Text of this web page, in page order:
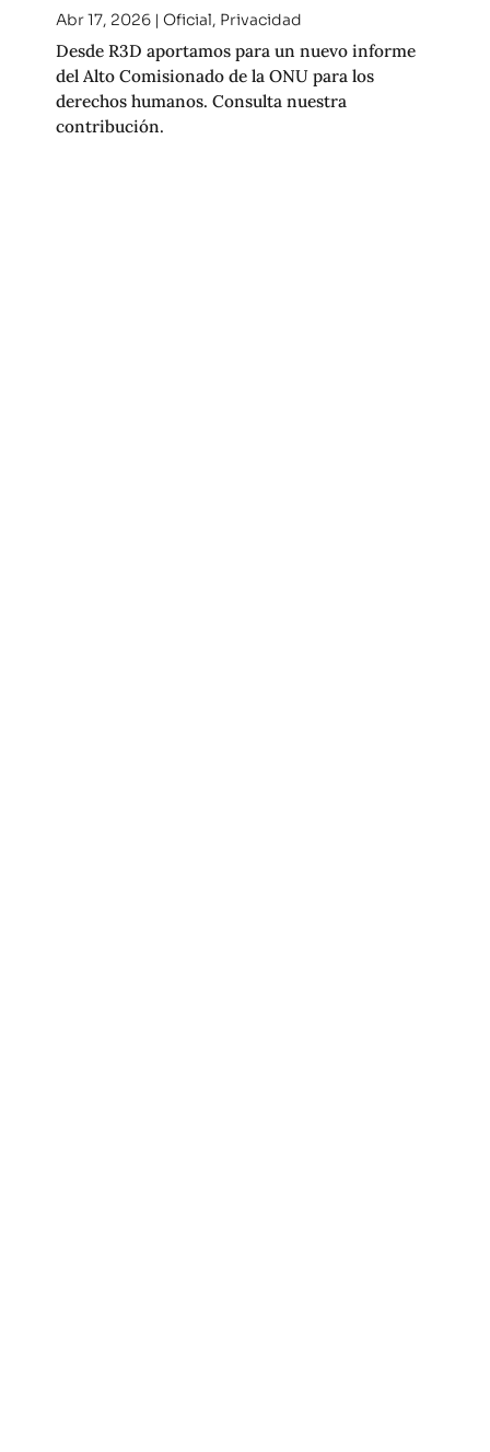
Abr 17, 2026| Oficial, Privacidad
Desde R3D aportamos para un nuevo informe
del Alto Comisionado de la ONU para los
derechos humanos. Consulta nuestra
contribución.